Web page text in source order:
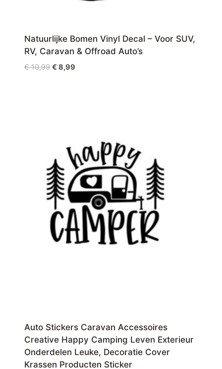
Natuurlijke Bomen Vinyl Decal – Voor SUV,
RV, Caravan & Offroad Auto’s
€10,99 Oorspronkelijke
€ 8,99Huidige
Auto Stickers Caravan Accessoires
Creative Happy Camping Leven Exterieur
Onderdelen Leuke, Decoratie Cover
Krassen Producten Sticker